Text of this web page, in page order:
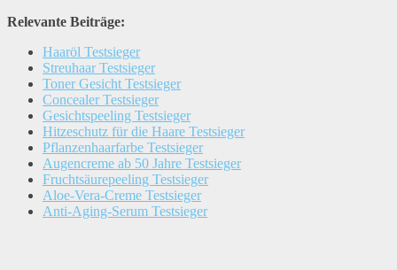
Relevante Beiträge:
Haaröl Testsieger
Streuhaar Testsieger
Toner Gesicht Testsieger
Concealer Testsieger
Gesichtspeeling Testsieger
Hitzeschutz für die Haare Testsieger
Pflanzenhaarfarbe Testsieger
Augencreme ab 50 Jahre Testsieger
Fruchtsäurepeeling Testsieger
Aloe-Vera-Creme Testsieger
Anti-Aging-Serum Testsieger